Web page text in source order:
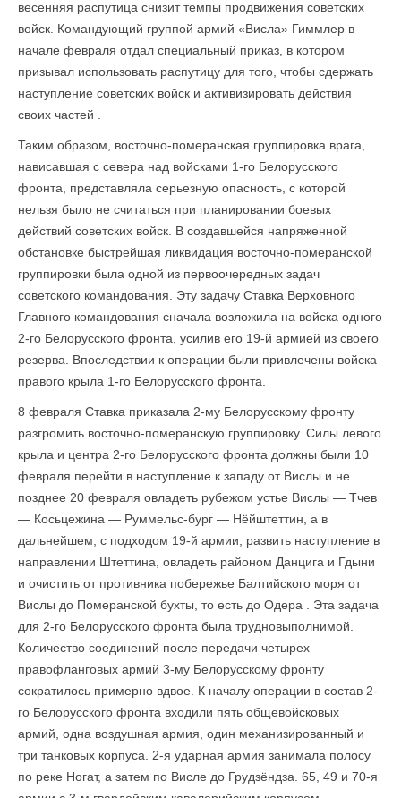
весенняя распутица снизит темпы продвижения советских
войск. Командующий группой армий «Висла» Гиммлер в
начале февраля отдал специальный приказ, в котором
призывал использовать распутицу для того, чтобы сдержать
наступление советских войск и активизировать действия
своих частей .
Таким образом, восточно-померанская группировка врага,
нависавшая с севера над войсками 1-го Белорусского
фронта, представляла серьезную опасность, с которой
нельзя было не считаться при планировании боевых
действий советских войск. В создавшейся напряженной
обстановке быстрейшая ликвидация восточно-померанской
группировки была одной из первоочередных задач
советского командования. Эту задачу Ставка Верховного
Главного командования сначала возложила на войска одного
2-го Белорусского фронта, усилив его 19-й армией из своего
резерва. Впоследствии к операции были привлечены войска
правого крыла 1-го Белорусского фронта.
8 февраля Ставка приказала 2-му Белорусскому фронту
разгромить восточно-померанскую группировку. Силы левого
крыла и центра 2-го Белорусского фронта должны были 10
февраля перейти в наступление к западу от Вислы и не
позднее 20 февраля овладеть рубежом устье Вислы — Тчев
— Косьцежина — Руммельс-бург — Нёйштеттин, а в
дальнейшем, с подходом 19-й армии, развить наступление в
направлении Штеттина, овладеть районом Данцига и Гдыни
и очистить от противника побережье Балтийского моря от
Вислы до Померанской бухты, то есть до Одера . Эта задача
для 2-го Белорусского фронта была трудновыполнимой.
Количе­ство соединений после передачи четырех
правофланговых армий 3-му Белорусскому фронту
сократилось примерно вдвое. К началу операции в состав 2-
го Белорусского фронта входили пять общевойсковых
армий, одна воздушная армия, один меха­низированный и
три танковых корпуса. 2-я ударная армия занимала полосу
по реке Ногат, а затем по Висле до Грудзёндза. 65, 49 и 70-я